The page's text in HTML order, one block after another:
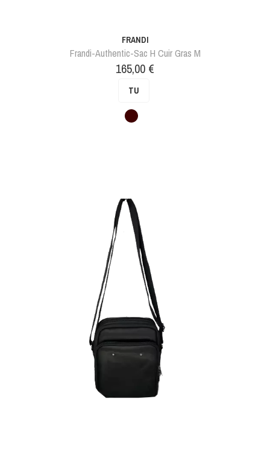
FRANDI
Frandi-Authentic-Sac H Cuir Gras M
Prix
165,00 €
TU
Marron